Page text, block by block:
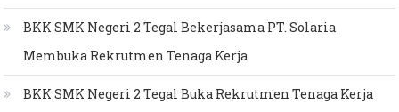
BKK SMK Negeri 2 Tegal Bekerjasama PT. Solaria
Membuka Rekrutmen Tenaga Kerja
BKK SMK Negeri 2 Tegal Buka Rekrutmen Tenaga Kerja